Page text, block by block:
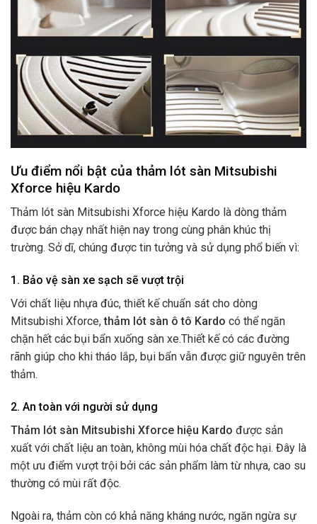
Ưu điểm nổi bật của thảm lót sàn Mitsubishi
Xforce hiệu Kardo
Thảm lót sàn Mitsubishi Xforce hiệu Kardo là dòng thảm
được bán chạy nhất hiện nay trong cùng phân khúc thị
trường. Sở dĩ, chúng được tin tưởng và sử dụng phổ biến vì:
1. Bảo vệ sàn xe sạch sẽ vượt trội
Với chất liệu nhựa đúc, thiết kế chuẩn sát cho dòng
Mitsubishi Xforce,thảm lót sàn ô tô Kardo có thể ngăn
chặn hết các bụi bẩn xuống sàn xe.Thiết kế có các đường
rãnh giúp cho khi tháo lắp, bụi bẩn vẫn được giữ nguyên trên
thảm.
2. An toàn với người sử dụng
Thảm lót sàn Mitsubishi Xforce hiệu Kardo được sản
xuất với chất liệu an toàn, không mùi hóa chất độc hại. Đây là
một ưu điểm vượt trội bởi các sản phẩm làm từ nhựa, cao su
thường có mùi rất độc.
Ngoài ra, thảm còn có khả năng kháng nước, ngăn ngừa sự